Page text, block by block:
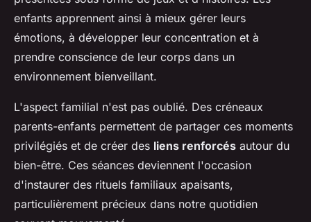
enfants apprennent ainsi à mieux gérer leurs
émotions, à développer leur concentration et à
prendre conscience de leur corps dans un
environnement bienveillant.
L'aspect familial n'est pas oublié. Des créneaux
parents-enfants permettent de partager ces moments
privilégiés et de créer des liens renforcés autour du
bien-être. Ces séances deviennent l'occasion
d'instaurer des rituels familiaux apaisants,
particulièrement précieux dans notre quotidien